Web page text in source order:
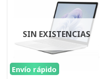
Envío rápido
SIN EXISTENCIAS